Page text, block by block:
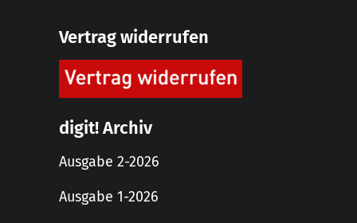
Vertrag widerrufen
digit! Archiv
Ausgabe 2-2026
Ausgabe 1-2026